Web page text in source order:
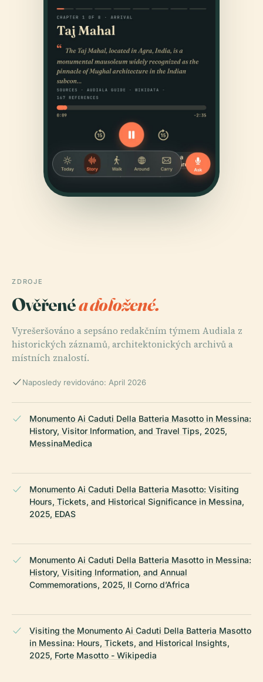
ZDROJE
Ověřenéa doložené.
Vyrešeršováno a sepsáno redakčním týmem Audiala z
historických záznamů, architektonických archivů a
místních znalostí.
Naposledy revidováno: April 2026
Monumento Ai Caduti Della Batteria Masotto in Messina:
History, Visitor Information, and Travel Tips, 2025,
MessinaMedica
Monumento Ai Caduti Della Batteria Masotto: Visiting
Hours, Tickets, and Historical Significance in Messina,
2025, EDAS
Monumento Ai Caduti Della Batteria Masotto in Messina:
History, Visiting Information, and Annual
Commemorations, 2025, Il Corno d’Africa
Visiting the Monumento Ai Caduti Della Batteria Masotto
in Messina: Hours, Tickets, and Historical Insights,
2025, Forte Masotto - Wikipedia